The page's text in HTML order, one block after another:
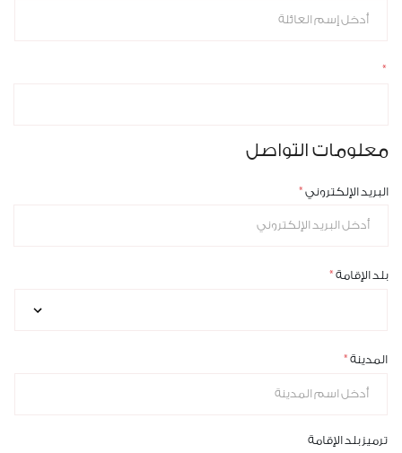
معلومات التواصل
البريد الإلكتروني
بلد الإقامة
المدينة
ترميز بلد الإقامة